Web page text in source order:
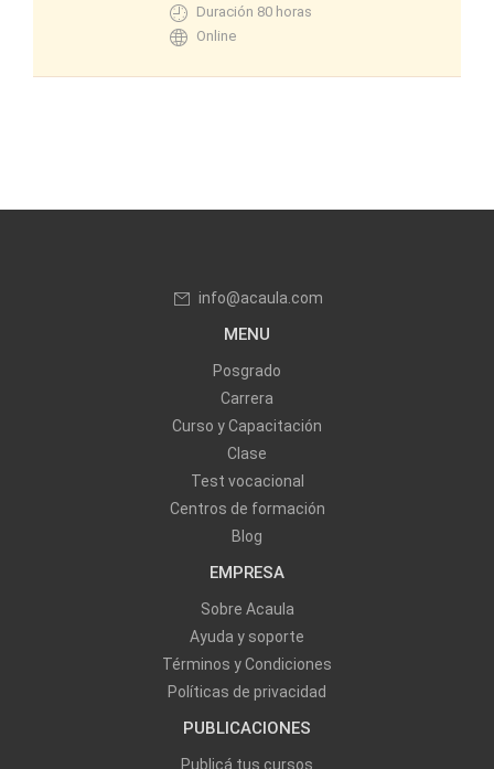
Duración 80 horas
Online
info@acaula.com
MENU
Posgrado
Carrera
Curso y Capacitación
Clase
Test vocacional
Centros de formación
Blog
EMPRESA
Sobre Acaula
Ayuda y soporte
Términos y Condiciones
Políticas de privacidad
PUBLICACIONES
Publicá tus cursos